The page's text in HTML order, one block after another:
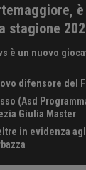
stagione
è un nuovo
difensore del
(Asd
Giulia Master
in evidenza